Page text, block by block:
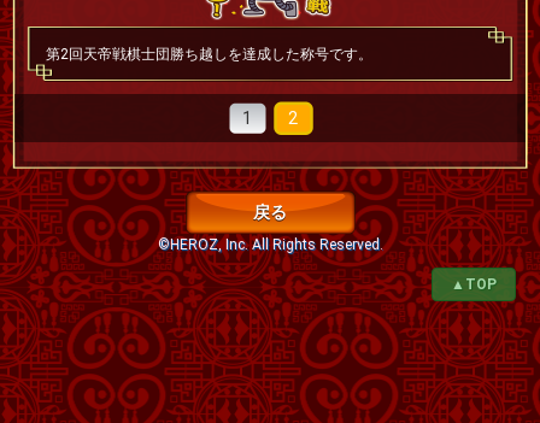
第2回天帝戦棋士団勝ち越しを達成した称号です。
1 2
戻る
©HEROZ, Inc. All Rights Reserved.
▲TOP